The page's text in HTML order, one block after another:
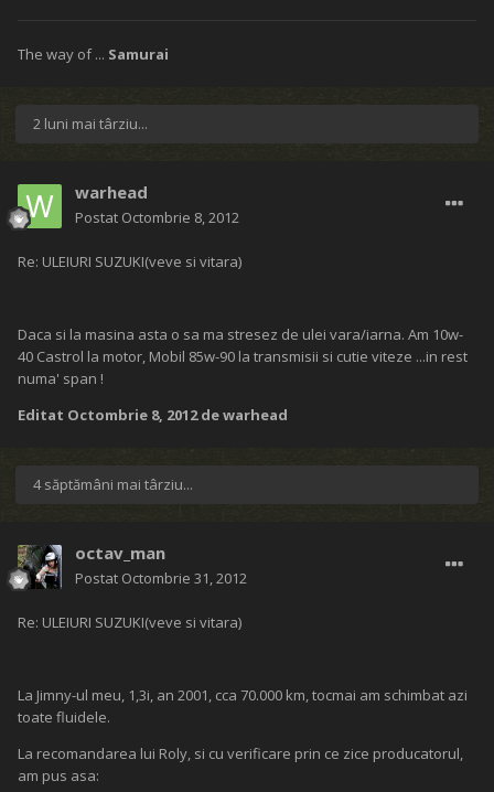
The way of ... Samurai
2 luni mai târziu...
warhead
Postat Octombrie 8, 2012
Re: ULEIURI SUZUKI(veve si vitara)
Daca si la masina asta o sa ma stresez de ulei vara/iarna. Am 10w-
40 Castrol la motor, Mobil 85w-90 la transmisii si cutie viteze ...in rest
numa' span !
Editat Octombrie 8, 2012de warhead
4 săptămâni mai târziu...
octav_man
Postat Octombrie 31, 2012
Re: ULEIURI SUZUKI(veve si vitara)
La Jimny-ul meu, 1,3i, an 2001, cca 70.000 km, tocmai am schimbat azi
toate fluidele.
La recomandarea lui Roly, si cu verificare prin ce zice producatorul,
am pus asa: